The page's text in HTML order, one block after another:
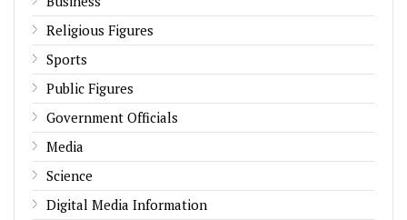
Religious Figures
Sports
Public Figures
Government Officials
Media
Science
Digital Media Information